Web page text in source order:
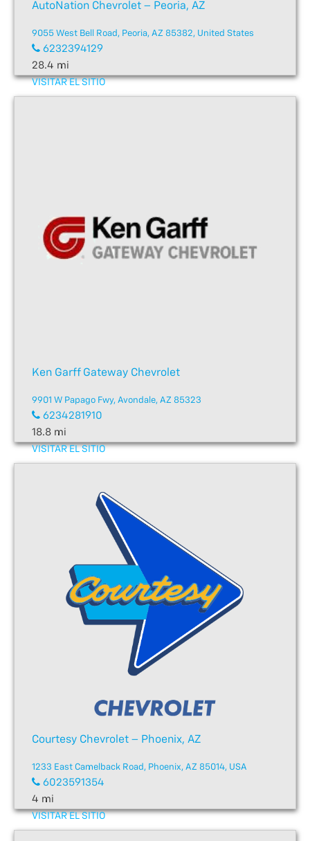
AutoNation Chevrolet – Peoria, AZ
9055 West Bell Road, Peoria, AZ 85382, United States
6232394129
28.4 mi
VISITAR EL SITIO
Ken Garff Gateway Chevrolet
9901 W Papago Fwy, Avondale, AZ 85323
6234281910
18.8 mi
VISITAR EL SITIO
Courtesy Chevrolet – Phoenix, AZ
1233 East Camelback Road, Phoenix, AZ 85014, USA
6023591354
4 mi
VISITAR EL SITIO